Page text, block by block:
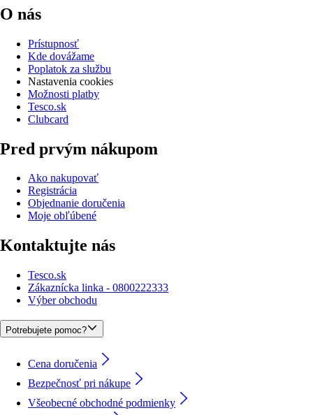
O nás
Prístupnosť
Kde dovážame
Poplatok za službu
Nastavenia cookies
Možnosti platby
Tesco.sk
Clubcard
Pred prvým nákupom
Ako nakupovať
Registrácia
Objednanie doručenia
Moje obľúbené
Kontaktujte nás
Tesco.sk
Zákaznícka linka - 0800222333
Výber obchodu
Potrebujete pomoc?
Cena doručenia
Bezpečnosť pri nákupe
Všeobecné obchodné podmienky